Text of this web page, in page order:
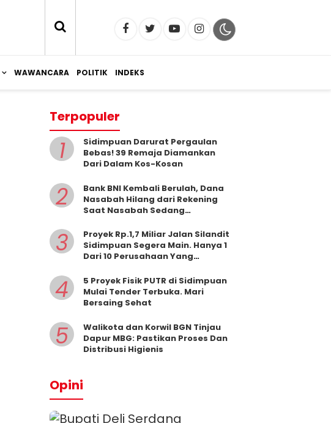
WAWANCARA POLITIK INDEKS
Terpopuler
1
Sidimpuan Darurat Pergaulan
Bebas! 39 Remaja Diamankan
Dari Dalam Kos-Kosan
2
Bank BNI Kembali Berulah, Dana
Nasabah Hilang dari Rekening
Saat Nasabah Sedang
3
Proyek Rp.1,7 Miliar Jalan Silandit
Sidimpuan Segera Main. Hanya 1
Dari 10 Perusahaan Yang
4
5 Proyek Fisik PUTR di Sidimpuan
Mulai Tender Terbuka. Mari
Bersaing Sehat
5
Walikota dan Korwil BGN Tinjau
Dapur MBG: Pastikan Proses Dan
Distribusi Higienis
Opini